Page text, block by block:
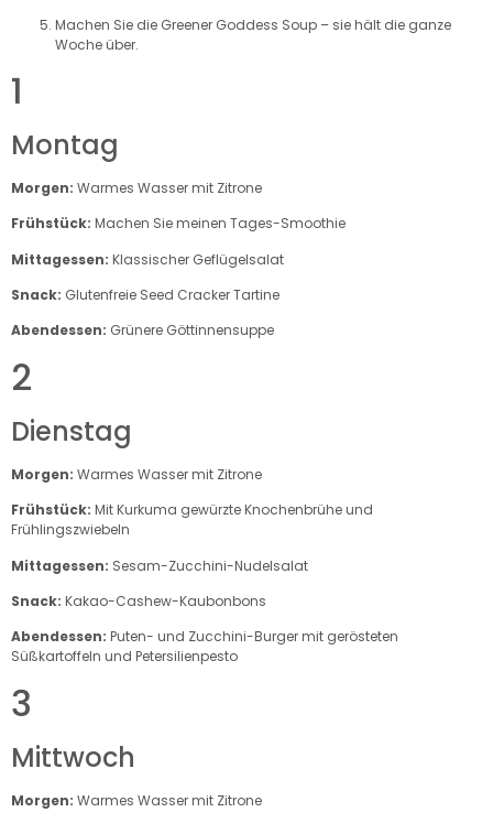
Machen Sie die Greener Goddess Soup – sie hält die ganze
Woche über.
1
Montag
Morgen: Warmes Wasser mit Zitrone
Frühstück: Machen Sie meinen Tages-Smoothie
Mittagessen: Klassischer Geflügelsalat
Snack: Glutenfreie Seed Cracker Tartine
Abendessen: Grünere Göttinnensuppe
2
Dienstag
Morgen: Warmes Wasser mit Zitrone
Frühstück: Mit Kurkuma gewürzte Knochenbrühe und
Frühlingszwiebeln
Mittagessen: Sesam-Zucchini-Nudelsalat
Snack: Kakao-Cashew-Kaubonbons
Abendessen: Puten- und Zucchini-Burger mit gerösteten
Süßkartoffeln und Petersilienpesto
3
Mittwoch
Morgen: Warmes Wasser mit Zitrone